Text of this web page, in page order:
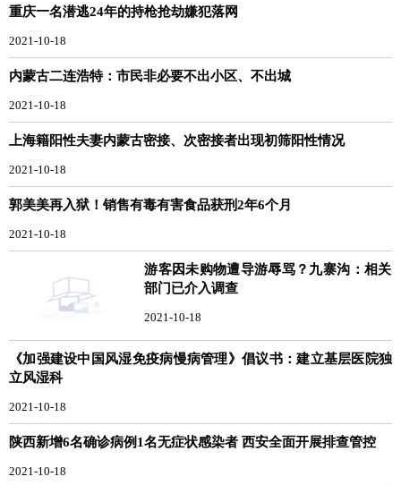
重庆一名潜逃24年的持枪抢劫嫌犯落网
2021-10-18
内蒙古二连浩特：市民非必要不出小区、不出城
2021-10-18
上海籍阳性夫妻内蒙古密接、次密接者出现初筛阳性情况
2021-10-18
郭美美再入狱！销售有毒有害食品获刑2年6个月
2021-10-18
游客因未购物遭导游辱骂？九寨沟：相关
部门已介入调查
2021-10-18
《加强建设中国风湿免疫病慢病管理》倡议书：建立基层医院独
立风湿科
2021-10-18
陕西新增6名确诊病例1名无症状感染者 西安全面开展排查管控
2021-10-18